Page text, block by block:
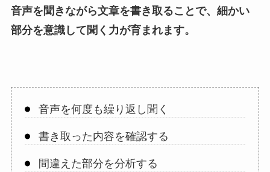
音声を聞きながら文章を書き取ることで、細かい
部分を意識して聞く力が育まれます。
音声を何度も繰り返し聞く
書き取った内容を確認する
間違えた部分を分析する